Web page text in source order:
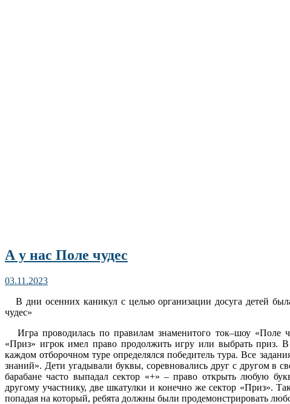
А у нас Поле чудес
03.11.2023
В дни осенних каникул с целью организации досуга детей
чудес»
Игра проводилась по правилам знаменитого ток–шоу «Поле
«Приз» игрок имел право продолжить игру или выбрать приз.
каждом отборочном туре определялся победитель тура. Все
знаний». Дети угадывали буквы, соревновались друг с другом в
барабане часто выпадал сектор «+» – право открыть любую
другому участнику, две шкатулки и конечно же сектор «Приз».
попадая на который, ребята должны были продемонстрировать